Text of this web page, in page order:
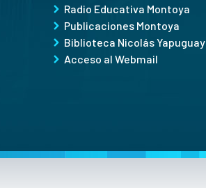
Radio Educativa Montoya
Publicaciones Montoya
Biblioteca Nicolás Yapuguay
Acceso al Webmail